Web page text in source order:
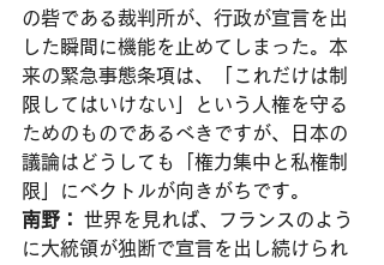
の砦である裁判所が、行政が宣言を出
した瞬間に機能を止めてしまった。本
来の緊急事態条項は、「これだけは制
限してはいけない」という人権を守る
ためのものであるべきですが、日本の
議論はどうしても「権力集中と私権制
限」にベクトルが向きがちです。
南野：
世界を見れば、フランスのよう
に大統領が独断で宣言を出し続けられ